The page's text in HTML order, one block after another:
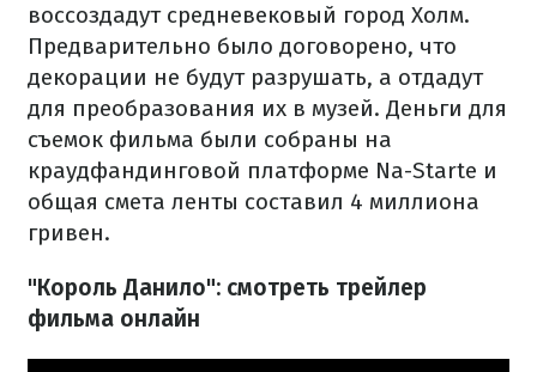
воссоздадут средневековый город Холм.
Предварительно было договорено, что
декорации не будут разрушать, а отдадут
для преобразования их в музей. Деньги для
съемок фильма были собраны на
краудфандинговой платформе Na-Starte и
общая смета ленты составил 4 миллиона
гривен.
"Король Данило": смотреть трейлер
фильма онлайн